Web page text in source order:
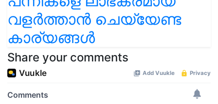
വളർത്താൻ ചെയ്യേണ്ട
കാര്യങ്ങൾ
Share your comments